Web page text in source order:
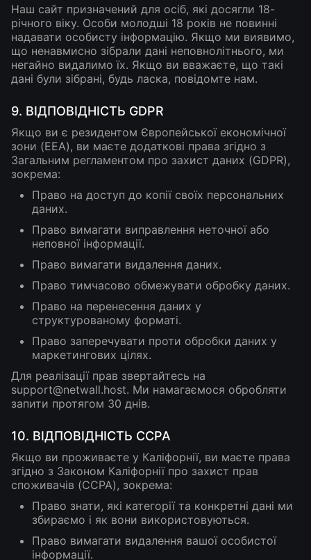
Наш сайт призначений для осіб, які досягли 18-
річного віку. Особи молодші 18 років не повинні
надавати особисту інформацію. Якщо ми виявимо,
що ненавмисно зібрали дані неповнолітнього, ми
негайно видалимо їх. Якщо ви вважаєте, що такі
дані були зібрані, будь ласка, повідомте нам.
9. ВІДПОВІДНІСТЬ GDPR
Якщо ви є резидентом Європейської економічної
зони (EEA), ви маєте додаткові права згідно з
Загальним регламентом про захист даних (GDPR),
зокрема:
Право на доступ до копії своїх персональних
даних.
Право вимагати виправлення неточної або
неповної інформації.
Право вимагати видалення даних.
Право тимчасово обмежувати обробку даних.
Право на перенесення даних у
структурованому форматі.
Право заперечувати проти обробки даних у
маркетингових цілях.
Для реалізації прав звертайтесь на
support@netwall.host. Ми намагаємося обробляти
запити протягом 30 днів.
10. ВІДПОВІДНІСТЬ CCPA
Якщо ви проживаєте у Каліфорнії, ви маєте права
згідно з Законом Каліфорнії про захист прав
споживачів (CCPA), зокрема:
Право знати, які категорії та конкретні дані ми
збираємо і як вони використовуються.
Право вимагати видалення вашої особистої
інформації.